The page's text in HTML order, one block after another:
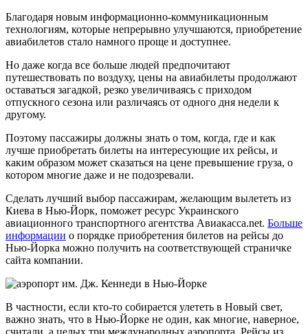
Благодаря новым информационно-коммуникационным
технологиям, которые непрерывно улучшаются, приобретение
авиабилетов стало намного проще и доступнее.
Но даже когда все больше людей предпочитают
путешествовать по воздуху, цены на авиабилеты продолжают
оставаться загадкой, резко увеличиваясь с приходом
отпускного сезона или различаясь от одного дня недели к
другому.
Поэтому пассажиры должны знать о том, когда, где и как
лучше приобретать билеты на интересующие их рейсы, и
каким образом может сказаться на цене превышение груза, о
котором многие даже и не подозревали.
Сделать лучший выбор пассажирам, желающим вылететь из
Киева в Нью-Йорк, поможет ресурс Украинского
авиационного транспортного агентства Авиакасса.net. Больше
информации о порядке приобретения билетов на рейсы до
Нью-Йорка можно получить на соответствующей страничке
сайта компании.
В частности, если кто-то собирается улететь в Новый свет,
важно знать, что в Нью-Йорке не один, как многие, наверное,
считали, а целых три международных аэропорта. Рейсы из